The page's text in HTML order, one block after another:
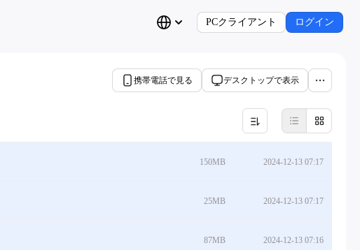
PCクライアント ログイン
携帯電話で見る デスクトップで表示
150MB 2024-12-13 07:17
25MB 2024-12-13 07:17
87MB 2024-12-13 07:16